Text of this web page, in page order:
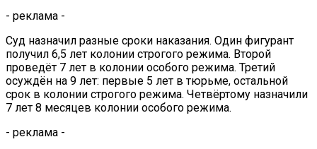
- реклама -
Суд назначил разные сроки наказания. Один фигурант
получил 6,5 лет колонии строгого режима. Второй
проведёт 7 лет в колонии особого режима. Третий
осуждён на 9 лет: первые 5 лет в тюрьме, остальной
срок в колонии строгого режима. Четвёртому назначили
7 лет 8 месяцев колонии особого режима.
- реклама -